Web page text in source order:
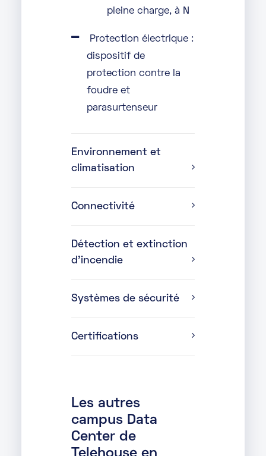
pleine charge, à N
Protection électrique :
dispositif de
protection contre la
foudre et
parasurtenseur
Environnement et
climatisation
Connectivité
Détection et extinction
d'incendie
Systèmes de sécurité
Certifications
Les autres
campus Data
Center de